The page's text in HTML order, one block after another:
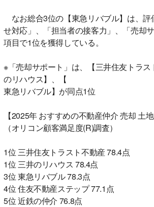
なお総合3位の【東急リバブル】は、評
せ対応」、「担当者の接客力」、「売却
項目で1位を獲得している。
※「売却サポート」は、【三井住友トラ
のリハウス】、【
東急リバブル】が同点1位
【2025年 おすすめの不動産仲介 売却 土
（オリコン顧客満足度(R)調査）
1位 三井住友トラスト不動産 78.4点
1位 三井のリハウス 78.4点
3位 東急リバブル 78.3点
4位 住友不動産ステップ 77.1点
5位 近鉄の仲介 76.8点